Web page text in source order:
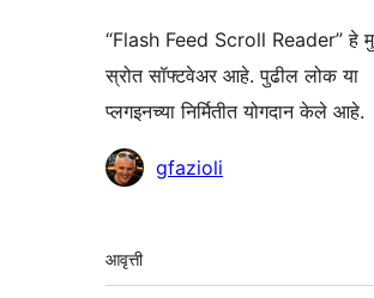
“Flash Feed Scroll Reader” हे
स्रोत सॉफ्टवेअर आहे. पुढील लोक या
प्लगइनच्या निर्मितीत योगदान केले आहे.
योगदानकर्तेgfazioli
मेटा
आवृत्ती